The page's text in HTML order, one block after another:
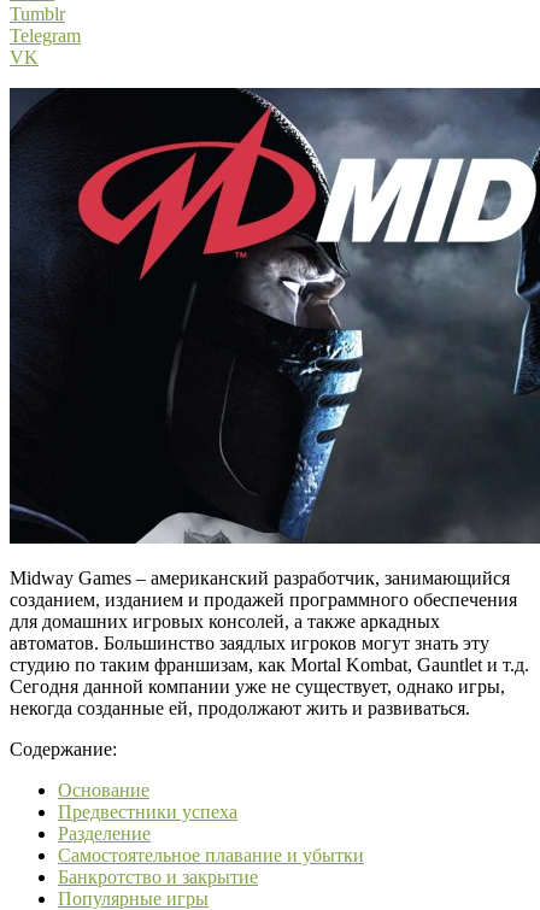
Tumblr
Telegram
VK
Midway Games – американский разработчик, занимающийся
созданием, изданием и продажей программного обеспечения
для домашних игровых консолей, а также аркадных
автоматов. Большинство заядлых игроков могут знать эту
студию по таким франшизам, как Mortal Kombat, Gauntlet и т.д.
Сегодня данной компании уже не существует, однако игры,
некогда созданные ей, продолжают жить и развиваться.
Содержание:
Основание
Предвестники успеха
Разделение
Самостоятельное плавание и убытки
Банкротство и закрытие
Популярные игры